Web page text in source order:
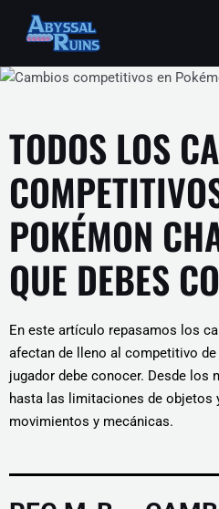
contenido
TODOS LOS
POKÉMON
QUE DEBES
En este artículo repasamos los
afectan de lleno al competitivo
jugador debe conocer. Desde los
hasta las limitaciones de objetos
movimientos y mecánicas.